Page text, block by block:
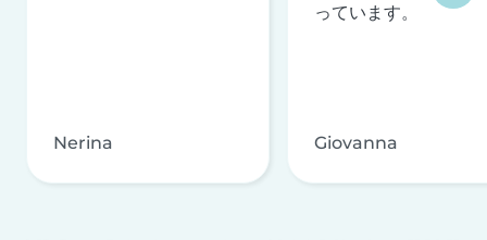
Nerina
っています。
Giovanna